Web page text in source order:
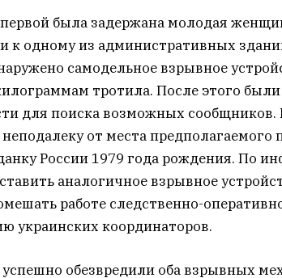
была задержана молодая
к одному из административных
самодельное взрывное
тротила. После этого
для поиска возможных сообщников.
от места предполагаемого
России 1979 года рождения. По
аналогичное взрывное
работе следственно-
украинских координаторов.
обезвредили оба взрывных